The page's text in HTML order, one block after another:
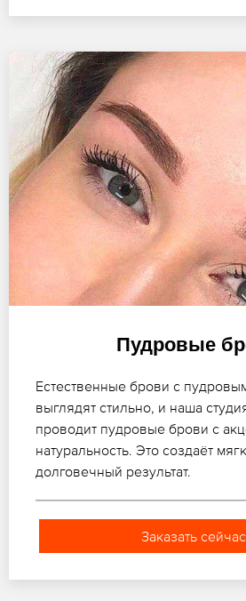
Пудровые
Естественные брови с
выглядят стильно, и наша
проводит пудровые брови с
натуральность. Это создаёт
долговечный результат.
Заказать сейчас